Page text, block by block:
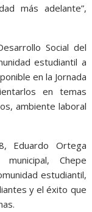
más adelante”,
Social del
estudiantil a
en la Jornada
en temas
ambiente laboral
Eduardo Ortega
Chepe
estudiantil,
y el éxito que